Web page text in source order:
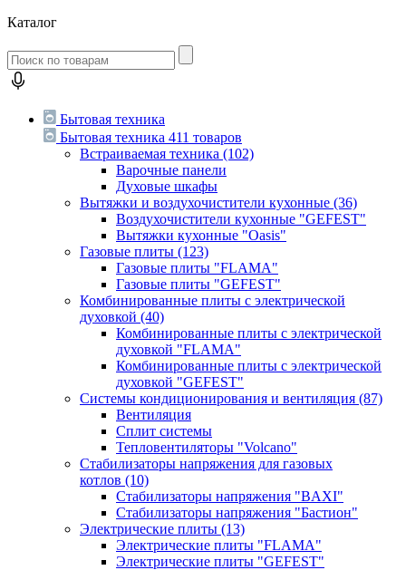
Каталог
Бытовая техника
Бытовая техника 411 товаров
Встраиваемая техника (102)
Варочные панели
Духовые шкафы
Вытяжки и воздухочистители кухонные (36)
Воздухочистители кухонные "GEFEST"
Вытяжки кухонные "Oasis"
Газовые плиты (123)
Газовые плиты "FLAMA"
Газовые плиты "GEFEST"
Комбинированные плиты с электрической
духовкой (40)
Комбинированные плиты с электрической
духовкой "FLAMA"
Комбинированные плиты с электрической
духовкой "GEFEST"
Системы кондиционирования и вентиляция (87)
Вентиляция
Сплит системы
Тепловентиляторы "Volcano"
Стабилизаторы напряжения для газовых
котлов (10)
Стабилизаторы напряжения "BAXI"
Стабилизаторы напряжения "Бастион"
Электрические плиты (13)
Электрические плиты "FLAMA"
Электрические плиты "GEFEST"